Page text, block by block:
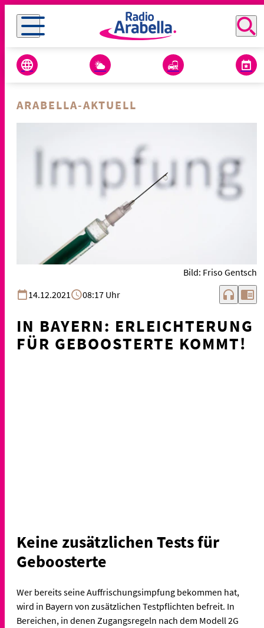
ARABELLA-AKTUELL
Bild: Friso Gentsch
14.12.2021
08:17 Uhr headphones chrome_reader_mode
IN BAYERN: ERLEICHTERUNG
FÜR GEBOOSTERTE KOMMT!
Keine zusätzlichen Tests für
Geboosterte
Wer bereits seine Auffrischungsimpfung bekommen hat,
wird in Bayern von zusätzlichen Testpflichten befreit. In
Bereichen, in denen Zugangsregeln nach dem Modell 2G